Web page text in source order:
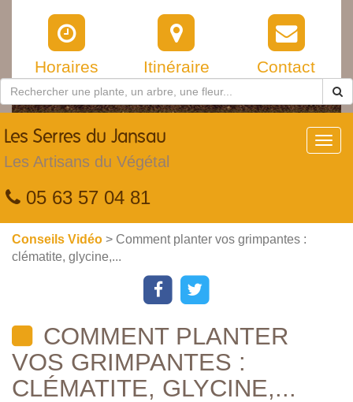
Horaires Itinéraire Contact
Les Serres du Jansau
Les Artisans du Végétal
05 63 57 04 81
Conseils Vidéo > Comment planter vos grimpantes :
clématite, glycine,...
COMMENT PLANTER
VOS GRIMPANTES :
CLÉMATITE, GLYCINE,...